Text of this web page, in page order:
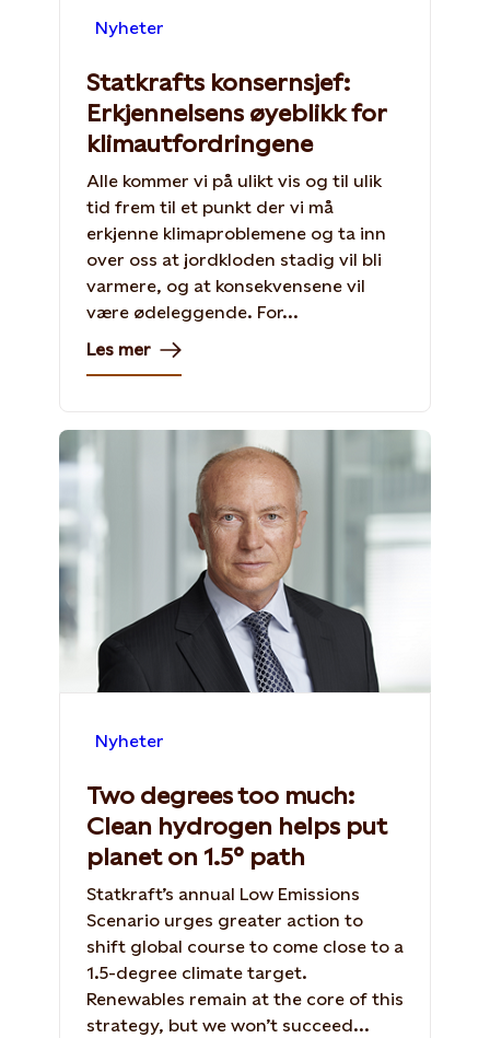
Nyheter
Statkrafts konsernsjef:
Erkjennelsens øyeblikk for
klimautfordringene
Alle kommer vi på ulikt vis og til ulik
tid frem til et punkt der vi må
erkjenne klimaproblemene og ta inn
over oss at jordkloden stadig vil bli
varmere, og at konsekvensene vil
være ødeleggende. For...
Les mer
Nyheter
Two degrees too much:
Clean hydrogen helps put
planet on 1.5° path
Statkraft’s annual Low Emissions
Scenario urges greater action to
shift global course to come close to a
1.5-degree climate target.
Renewables remain at the core of this
strategy, but we won’t succeed...